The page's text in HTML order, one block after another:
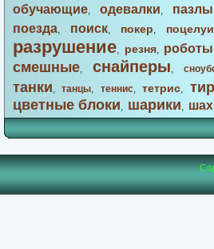
обучающие, одевалки, пазлы
поезда, поиск, покер, поцелуи
разрушение, резня, роботы
смешные, снайперы,
танки,танцы, теннис,тетрис, тир
цветные блоки, шарики,